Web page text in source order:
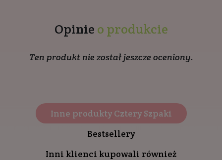
Opinie o produkcie
Ten produkt nie został jeszcze oceniony.
Inne produkty Cztery Szpaki
Bestsellery
Inni klienci kupowali również